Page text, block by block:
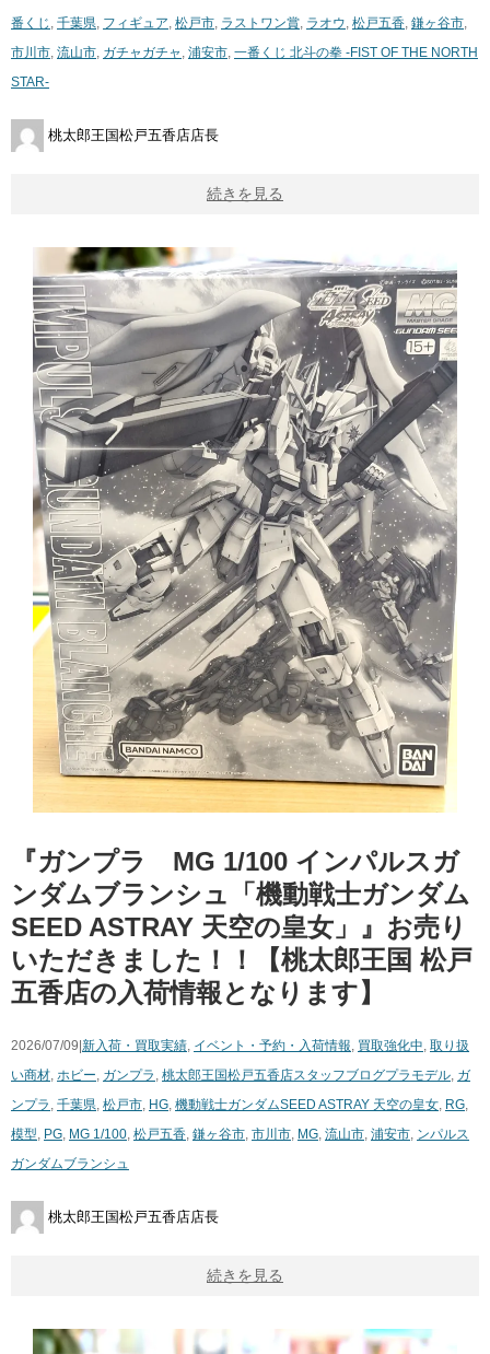
番くじ , 千葉県, フィギュア, 松戸市, ラストワン賞, ラオウ, 松戸五香, 鎌ヶ谷市,
市川市, 流山市, ガチャガチャ , 浦安市, 一番くじ ​北斗の拳 ​-FIST ​OF ​THE ​NORTH
​STAR-
桃太郎王国松戸五香店店長
続きを見る
『ガンプラ MG 1/100 インパルスガ
ンダムブランシュ「機動戦士ガンダム
SEED ASTRAY 天空の皇女」』お売り
いただきました！！【桃太郎王国 松戸
五香店の入荷情報となります】
2026/07/09| 新入荷・買取実績, イベント・予約・入荷情報, 買取強化中, 取り扱
い商材, ホビー, ガンプラ , 桃太郎王国松戸五香店スタッフブログプラモデル, ガ
ンプラ , 千葉県, 松戸市, HG, 機動戦士ガンダムSEED ASTRAY 天空の皇女, RG,
模型, PG, MG 1/100, 松戸五香, 鎌ヶ谷市, 市川市, MG, 流山市, 浦安市, ンパルス
ガンダムブランシュ
桃太郎王国松戸五香店店長
続きを見る